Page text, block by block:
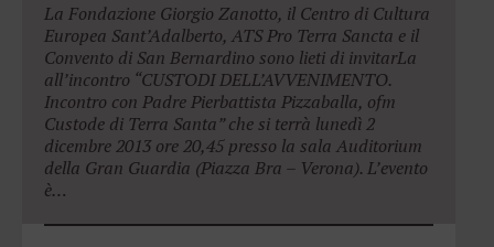
La Fondazione Giorgio Zanotto, il Centro di Cultura
Europea Sant’Adalberto, ATS Pro Terra Sancta e il
Convento di San Bernardino sono lieti di invitarLa
all’incontro “CUSTODI DELL’AVVENIMENTO.
Incontro con Padre Pierbattista Pizzaballa, ofm
Custode di Terra Santa” che si terrà lunedì 2
dicembre 2013 ore 20,45 presso la sala Auditorium
della Gran Guardia (Piazza Bra – Verona). L’evento
è…